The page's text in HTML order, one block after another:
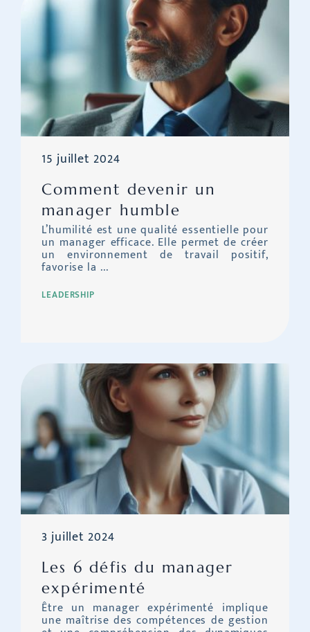
LEADERSHIP
Comment devenir un
manager humble
15 juillet 2024
L’humilité est une qualité essentielle pour
un manager efficace. Elle permet de créer
un environnement de travail positif,
favorise la ...
Les 6 défis du manager
expérimenté
3 juillet 2024
Être un manager expérimenté implique
une maîtrise des compétences de gestion